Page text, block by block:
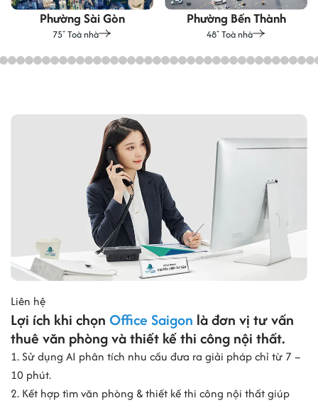
Phường Sài Gòn
75+ Toà nhà
Phường Bến Thành
48+ Toà nhà
Liên hệ
Lợi ích khi chọn Office Saigon là đơn vị tư vấn
thuê văn phòng và thiết kế thi công nội thất.
1. Sử dụng AI phân tích nhu cầu đưa ra giải pháp chỉ từ 7 –
10 phút.
2. Kết hợp tìm văn phòng & thiết kế thi công nội thất giúp